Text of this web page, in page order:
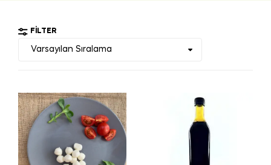
FILTER